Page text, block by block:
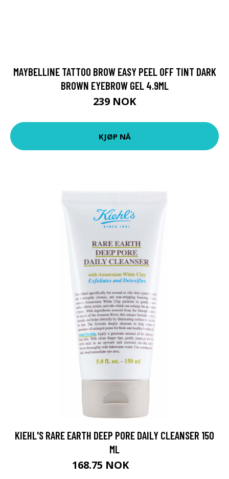
MAYBELLINE TATTOO BROW EASY PEEL OFF TINT DARK
BROWN EYEBROW GEL 4.9ML
239 NOK
KJØP NÅ
KIEHL'S RARE EARTH DEEP PORE DAILY CLEANSER 150
ML
168.75 NOK